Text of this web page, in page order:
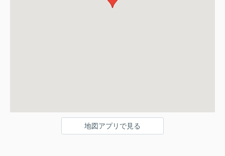
地図アプリで見る